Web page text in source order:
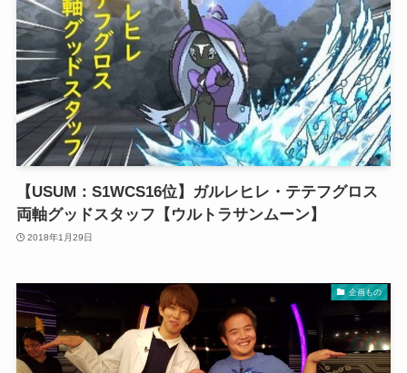
【USUM：S1WCS16位】ガルレヒレ・テテフグロス
両軸グッドスタッフ【ウルトラサンムーン】
2018年1月29日
企画もの